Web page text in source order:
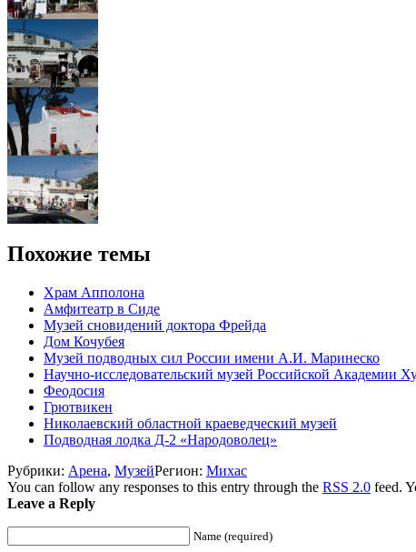
Похожие темы
Храм Апполона
Амфитеатр в Сиде
Музей сновидений доктора Фрейда
Дом Кочубея
Музей подводных сил России имени А.И. Маринеско
Научно-исследовательский музей Российской Академии
Феодосия
Грютвикен
Николаевский областной краеведческий музей
Подводная лодка Д-2 «Народоволец»
Рубрики: Арена, МузейРегион: Михас
You can follow any responses to this entry through the RSS 2.0 feed.
Leave a Reply
Name (required)